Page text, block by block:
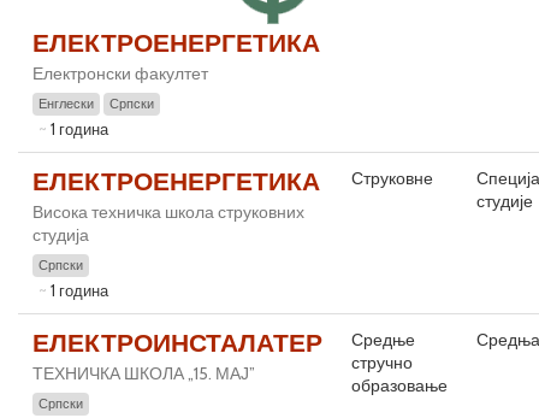
ЕЛЕКТРОЕНЕРГЕТИКА
Електронски факултет
Енглески Српски
1 година
ЕЛЕКТРОЕНЕРГЕТИКА
Висока техничка школа струковних
студија
Српски
1 година
Струковне
студије
ЕЛЕКТРОИНСТАЛАТЕР
ТЕХНИЧКА ШКОЛА „15. МАЈ”
Српски
Средње
стручно
образовање